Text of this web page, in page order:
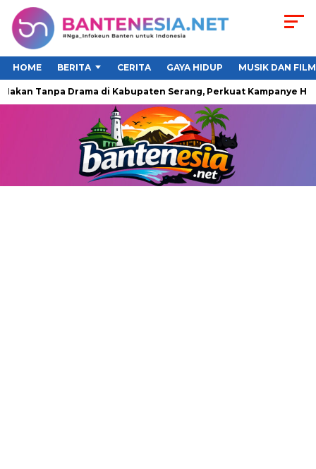
HOME BERITA CERITA GAYA HIDUP MUSIK DAN FILM
Tanpa Drama di Kabupaten Serang, Perkuat Kampanye